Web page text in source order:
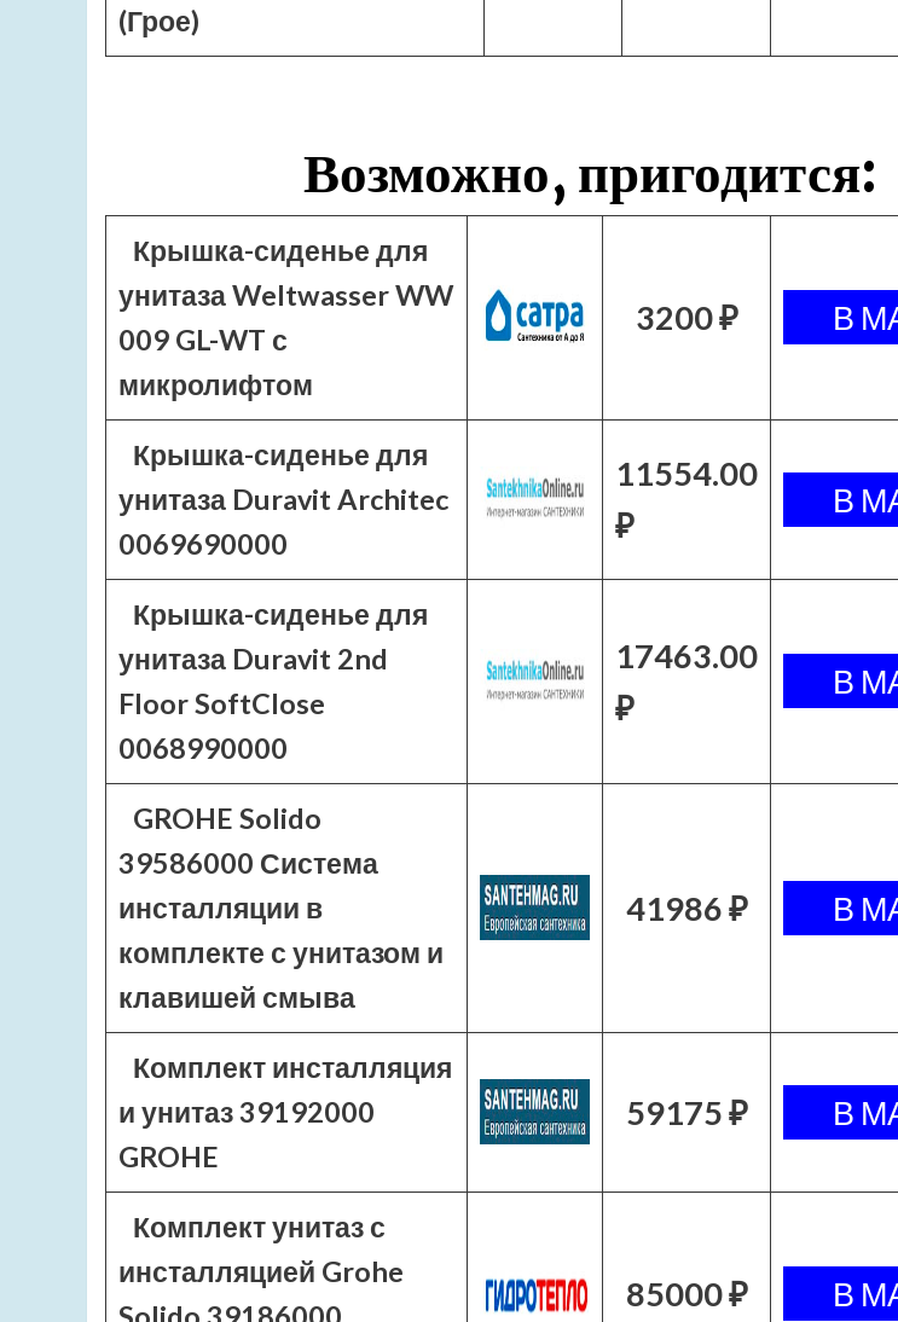
(Грое)
Возможно, пригодится:
Крышка-сиденье для
унитаза Weltwasser WW
009 GL-WT с
микролифтом
3200 ₽
Крышка-сиденье для
унитаза Duravit Architec
0069690000
11554.00
₽
Крышка-сиденье для
унитаза Duravit 2nd
Floor SoftClose
0068990000
17463.00
₽
GROHE Solido
39586000 Система
инсталляции в
комплекте с унитазом и
клавишей смыва
41986 ₽
Комплект инсталляция
и унитаз 39192000
GROHE
59175 ₽
Комплект унитаз с
инсталляцией Grohe
85000 ₽